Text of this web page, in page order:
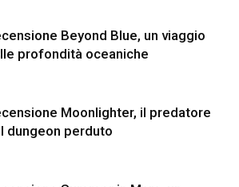
Beyond Blue, un viaggio
profondità oceaniche
Moonlighter, il predatore
dungeon perduto